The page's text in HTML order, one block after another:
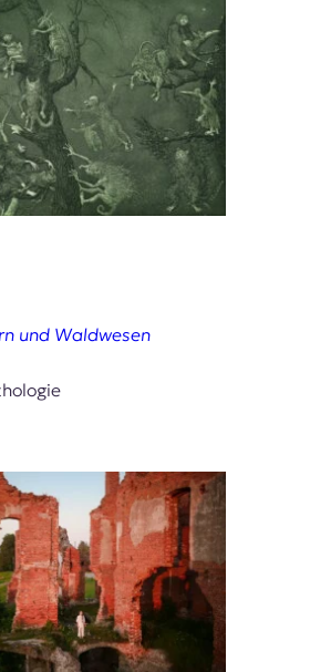
und Waldwesen